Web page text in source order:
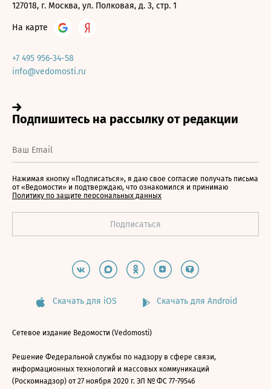
127018, г. Москва, ул. Полковая, д. 3, стр. 1
На карте
+7 495 956-34-58
info@vedomosti.ru
Нажимая кнопку «Подписаться», я даю свое согласие получать письма
от «Ведомости» и подтверждаю, что ознакомился и принимаю
Политику по защите персональных данных
Скачать для iOS Скачать для Android
Сетевое издание Ведомости (Vedomosti)
Решение Федеральной службы по надзору в сфере связи,
информационных технологий и массовых коммуникаций
(Роскомнадзор) от 27 ноября 2020 г. ЭЛ № ФС 77-79546